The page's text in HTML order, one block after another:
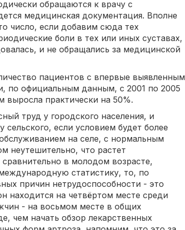
обращаются к врачу с
медицинская документация. Вполне
число, если добавим сюда тех
боли в тех или иных суставах,
и не обращались за медицинской
пациентов с впервые выявленным
по официальным данным, с 2001 по 2005
выросла практически на 50%.
труд у городского населения, и
сельского, если условием будет более
на селе, с нормальным
неутешительно, что растет
в молодом возрасте,
статистику, то, по
причин нетрудоспособности - это
находится на четвёртом месте среди
- на восьмом месте в общих
чем начать обзор лекарственных